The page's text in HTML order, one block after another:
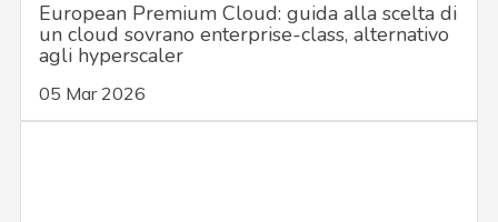
European Premium Cloud: guida alla scelta di
un cloud sovrano enterprise-class, alternativo
agli hyperscaler
05 Mar 2026